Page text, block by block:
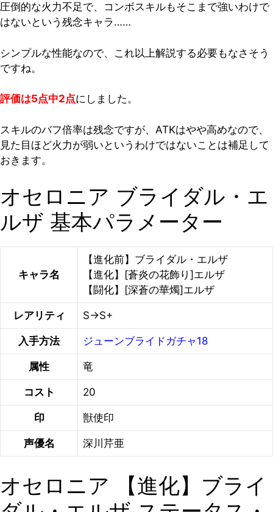
圧倒的な火力不足で、コンボスキルもそこまで強いわけで
はないという残念キャラ……
シンプルな性能なので、これ以上解説する必要もなさそう
ですね。
評価は5点中2点にしました。
スキルのバフ倍率は残念ですが、ATKはやや高めなので、
見た目ほど火力が弱いというわけではないことは補足して
おきます。
オセロニア ブライダル・エ
ルザ 基本パラメーター
キャラ名
【進化前】ブライダル・エルザ
【進化】[蒼炎の花飾り]エルザ
【闘化】[深蒼の華燭]エルザ
レアリティ S→S+
入手方法 ジューンブライドガチャ18
属性 竜
コスト 20
印 獣使印
声優名 深川芹亜
オセロニア 【進化】ブライ